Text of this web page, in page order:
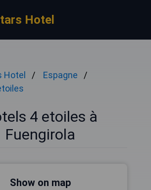
Hotel
Hotel
Espagne
4 etoiles à
Fuengirola
Show on map